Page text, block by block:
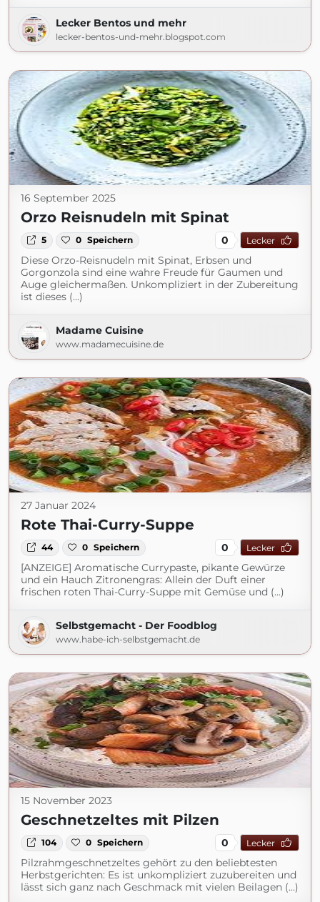
Lecker Bentos und mehr
lecker-bentos-und-mehr.blogspot.com
16 September 2025
Orzo Reisnudeln mit Spinat
5 0 Speichern 0 Lecker
Diese Orzo-Reisnudeln mit Spinat, Erbsen und
Gorgonzola sind eine wahre Freude für Gaumen und
Auge gleichermaßen. Unkompliziert in der Zubereitung
ist dieses (...)
Madame Cuisine
www.madamecuisine.de
27 Januar 2024
Rote Thai-Curry-Suppe
44 0 Speichern 0 Lecker
[ANZEIGE] Aromatische Currypaste, pikante Gewürze
und ein Hauch Zitronengras: Allein der Duft einer
frischen roten Thai-Curry-Suppe mit Gemüse und (...)
Selbstgemacht - Der Foodblog
www.habe-ich-selbstgemacht.de
15 November 2023
Geschnetzeltes mit Pilzen
104 0 Speichern 0 Lecker
Pilzrahmgeschnetzeltes gehört zu den beliebtesten
Herbstgerichten: Es ist unkompliziert zuzubereiten und
lässt sich ganz nach Geschmack mit vielen Beilagen (...)